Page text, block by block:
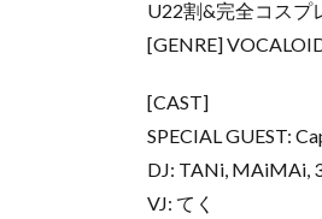
U22割&完全コスプ
[GENRE]
[CAST]
SPECIAL GUEST:
DJ: TANi, MAiMAi,
VJ: てく